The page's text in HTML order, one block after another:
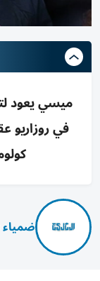
في روزاريو
ضمياء